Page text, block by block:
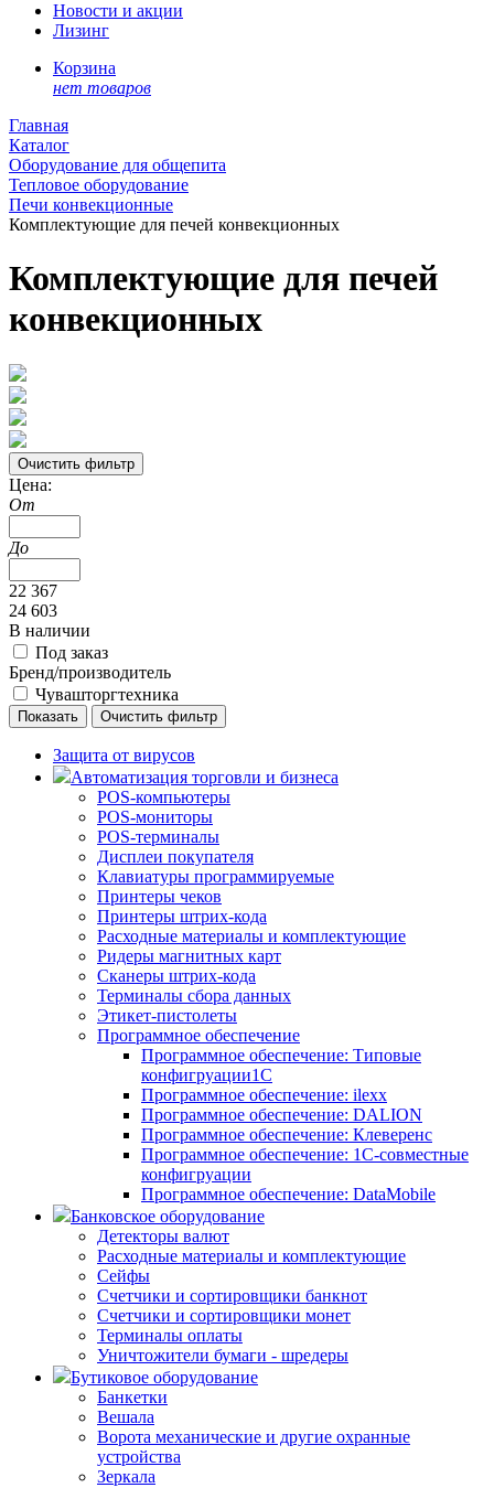
Новости и акции
Лизинг
Корзина
нет товаров
Главная
Каталог
Оборудование для общепита
Тепловое оборудование
Печи конвекционные
Комплектующие для печей конвекционных
Комплектующие для печей
конвекционных
Цена:
От
До
22 367
24 603
В наличии
Под заказ
Бренд/производитель
Чувашторгтехника
Защита от вирусов
Автоматизация торговли и бизнеса
POS-компьютеры
POS-мониторы
POS-терминалы
Дисплеи покупателя
Клавиатуры программируемые
Принтеры чеков
Принтеры штрих-кода
Расходные материалы и комплектующие
Ридеры магнитных карт
Сканеры штрих-кода
Терминалы сбора данных
Этикет-пистолеты
Программное обеспечение
Программное обеспечение: Типовые
конфигруации1С
Программное обеспечение: ilexx
Программное обеспечение: DALION
Программное обеспечение: Клеверенс
Программное обеспечение: 1С-совместные
конфигруации
Программное обеспечение: DataMobile
Банковское оборудование
Детекторы валют
Расходные материалы и комплектующие
Сейфы
Счетчики и сортировщики банкнот
Счетчики и сортировщики монет
Терминалы оплаты
Уничтожители бумаги - шредеры
Бутиковое оборудование
Банкетки
Вешала
Ворота механические и другие охранные
устройства
Зеркала